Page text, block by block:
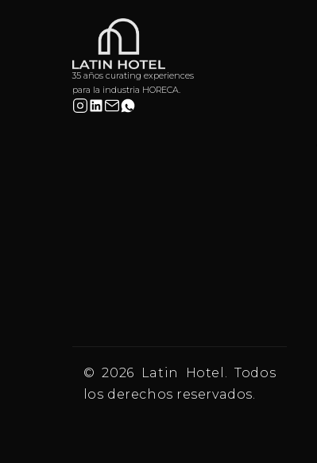
35 años curating experiences
para la industria HORECA.
© 2026 Latin Hotel. Todos
los derechos reservados.